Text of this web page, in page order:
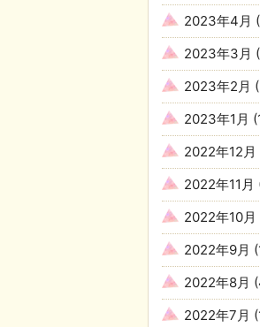
2023年4月
2023年3月
2023年2月
2023年1月
2022年12月
2022年11月
2022年10月
2022年9月
2022年8月
2022年7月